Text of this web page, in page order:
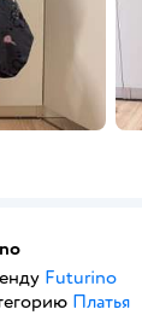
Futurino
Платья